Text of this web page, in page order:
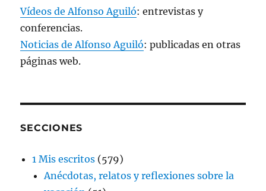
Vídeos de Alfonso Aguiló: entrevistas y
conferencias.
Noticias de Alfonso Aguiló: publicadas en otras
páginas web.
SECCIONES
1 Mis escritos (579)
Anécdotas, relatos y reflexiones sobre la